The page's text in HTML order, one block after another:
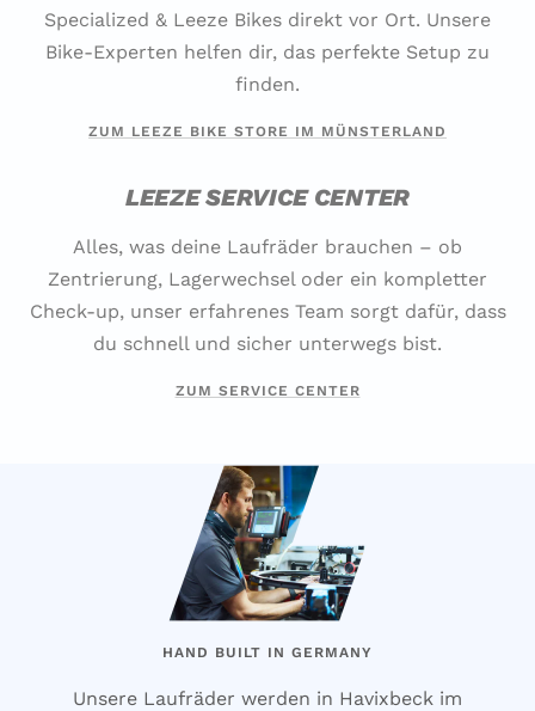
Specialized & Leeze Bikes direkt vor Ort. Unsere
Bike-Experten helfen dir, das perfekte Setup zu
finden.
ZUM LEEZE BIKE STORE IM MÜNSTERLAND
LEEZE SERVICE CENTER
Alles, was deine Laufräder brauchen – ob
Zentrierung, Lagerwechsel oder ein kompletter
Check-up, unser erfahrenes Team sorgt dafür, dass
du schnell und sicher unterwegs bist.
ZUM SERVICE CENTER
HAND BUILT IN GERMANY
Unsere Laufräder werden in Havixbeck im